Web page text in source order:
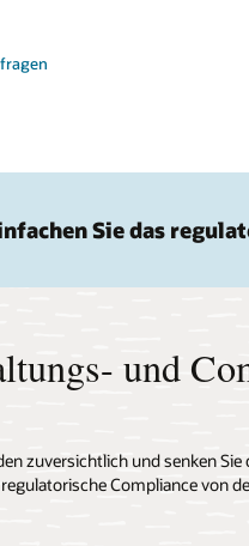
Sie das
und
zuversichtlich und senken
Compliance von